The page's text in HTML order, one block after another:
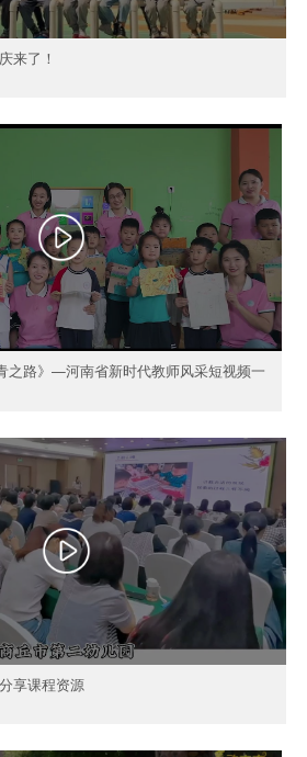
来了！
之路》—河南省新时代教师风采短视频一
享课程资源